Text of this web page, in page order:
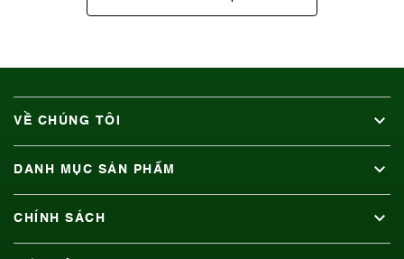
VỀ CHÚNG TÔI
DANH MỤC SẢN PHẨM
CHÍNH SÁCH